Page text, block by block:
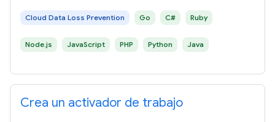
Cloud Data Loss Prevention Go C# Ruby
Node.js JavaScript PHP Python Java
Crea un activador de trabajo